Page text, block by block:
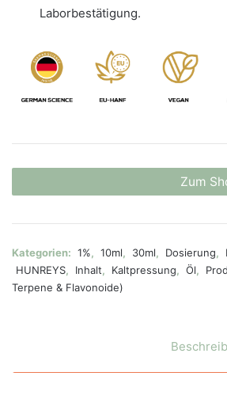
Laborbestätigung.
Zum
Kategorien: 1%, 10ml, 30ml, Dosierung,
HUNREYS, Inhalt, Kaltpressung, Öl,
Terpene & Flavonoide)